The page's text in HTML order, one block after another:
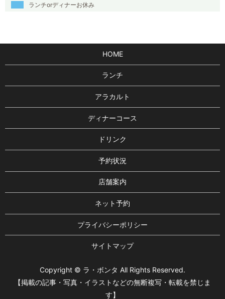
ランチorディナーお休み
HOME
ランチ
アラカルト
ディナーコース
ドリンク
予約状況
店舗案内
ネット予約
プライバシーポリシー
サイトマップ
Copyright © ラ・ボンタ All Rights Reserved.
【掲載の記事・写真・イラストなどの無断複写・転載を禁じま
す】